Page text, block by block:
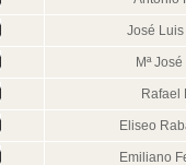
José
Mª
Rafael
Eliseo
Emiliano